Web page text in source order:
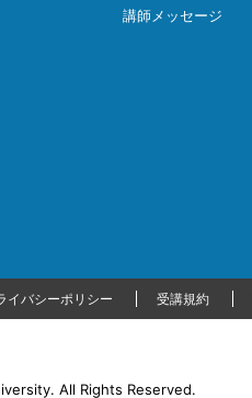
講師メッセージ
イバシーポリシー 受講規約
All Rights Reserved.